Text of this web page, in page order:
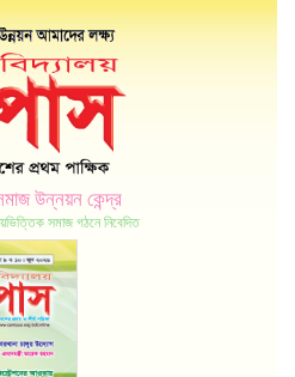
উন্নয়ন কেন্দ্র
সমাজ গঠনে নিবেদিত